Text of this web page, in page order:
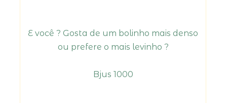
E você ? Gosta de um bolinho mais denso
ou prefere o mais levinho ?
Bjus 1000